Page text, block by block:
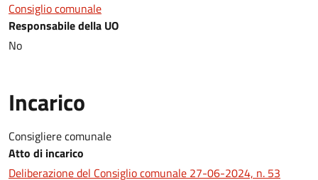
Consiglio comunale
Responsabile della UO
No
Incarico
Consigliere comunale
Atto di incarico
Deliberazione del Consiglio comunale 27-06-2024, n. 53